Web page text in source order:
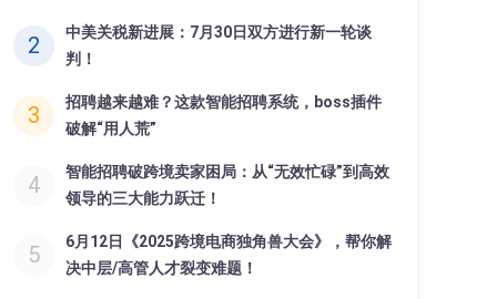
2
中美关税新进展：7月30日双方进行新一轮谈
判！
3
招聘越来越难？这款智能招聘系统，boss插件
破解“用人荒”
4
智能招聘破跨境卖家困局：从“无效忙碌”到高效
领导的三大能力跃迁！
5
6月12日《2025跨境电商独角兽大会》，帮你解
决中层/高管人才裂变难题！